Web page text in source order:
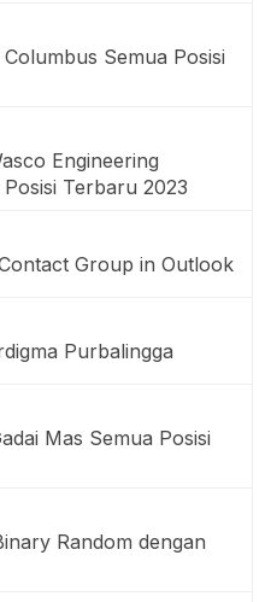
Semua Posisi
Engineering
Terbaru 2023
Group in Outlook
Purbalingga
Mas Semua Posisi
Random dengan